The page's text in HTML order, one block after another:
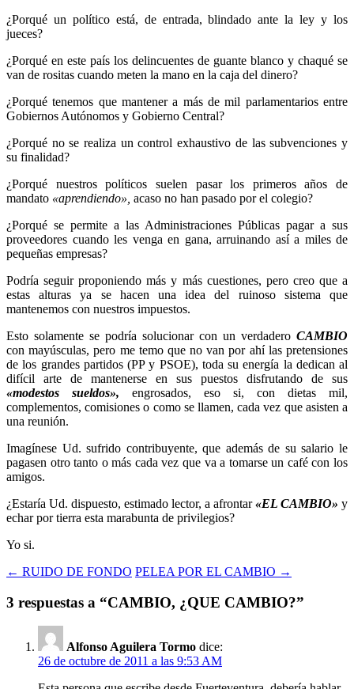
¿Porqué un político está, de entrada, blindado ante la ley y los
jueces?
¿Porqué en este país los delincuentes de guante blanco y chaqué se
van de rositas cuando meten la mano en la caja del dinero?
¿Porqué tenemos que mantener a más de mil parlamentarios entre
Gobiernos Autónomos y Gobierno Central?
¿Porqué no se realiza un control exhaustivo de las subvenciones y
su finalidad?
¿Porqué nuestros políticos suelen pasar los primeros años de
mandato «aprendiendo», acaso no han pasado por el colegio?
¿Porqué se permite a las Administraciones Públicas pagar a sus
proveedores cuando les venga en gana, arruinando así a miles de
pequeñas empresas?
Podría seguir proponiendo más y más cuestiones, pero creo que a
estas alturas ya se hacen una idea del ruinoso sistema que
mantenemos con nuestros impuestos.
Esto solamente se podría solucionar con un verdadero CAMBIO
con mayúsculas, pero me temo que no van por ahí las pretensiones
de los grandes partidos (PP y PSOE), toda su energía la dedican al
difícil arte de mantenerse en sus puestos disfrutando de sus
«modestos sueldos», engrosados, eso si, con dietas mil,
complementos, comisiones o como se llamen, cada vez que asisten a
una reunión.
Imagínese Ud. sufrido contribuyente, que además de su salario le
pagasen otro tanto o más cada vez que va a tomarse un café con los
amigos.
¿Estaría Ud. dispuesto, estimado lector, a afrontar«EL CAMBIO» y
echar por tierra esta marabunta de privilegios?
Yo si.
← RUIDO DE FONDO PELEA POR EL CAMBIO →
3 respuestas a “CAMBIO, ¿QUE CAMBIO?”
Alfonso Aguilera Tormo dice:
26 de octubre de 2011 a las 9:53 AM